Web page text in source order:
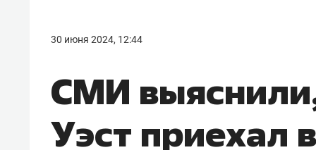
30 июня 2024, 12:44
СМИ
Уэст приехал
правил, бизнес может
потерять минимум